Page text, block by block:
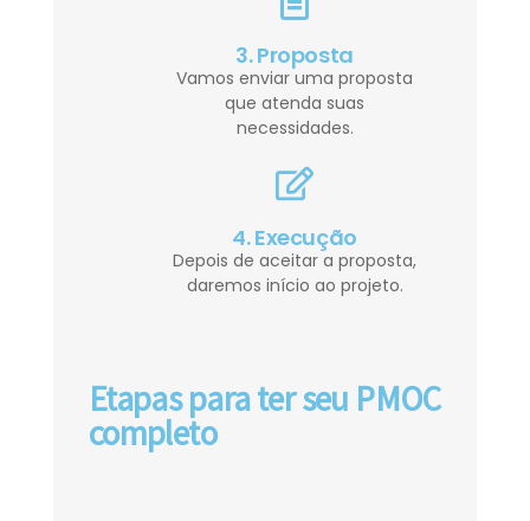
3. Proposta
Vamos enviar uma proposta
que atenda suas
necessidades.
4. Execução
Depois de aceitar a proposta,
daremos início ao projeto.
Etapas para ter seu PMOC
completo